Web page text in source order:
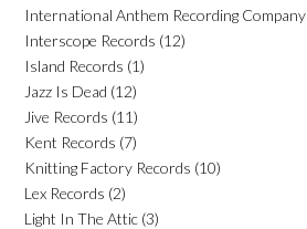
International Anthem Recording Company
Interscope Records (12)
Island Records (1)
Jazz Is Dead (12)
Jive Records (11)
Kent Records (7)
Knitting Factory Records (10)
Lex Records (2)
Light In The Attic (3)